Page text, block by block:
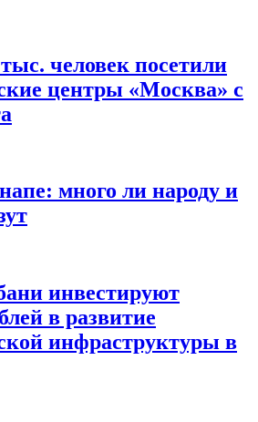
человек посетили
центры «Москва» с
много ли народу и
инвестируют
в развитие
инфраструктуры в